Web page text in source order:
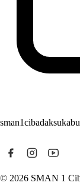
© 2026 SMAN 1